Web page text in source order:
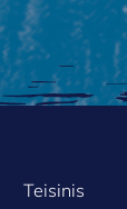
Teisinis